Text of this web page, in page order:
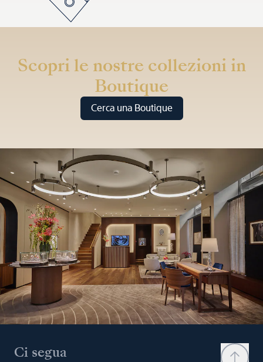
Scopri le nostre collezioni in
Boutique
Cerca una Boutique
Ci segua